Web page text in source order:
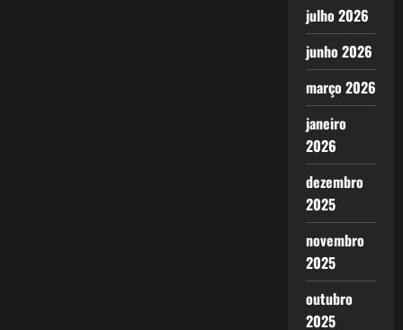
julho 2026
junho 2026
março 2026
janeiro
2026
dezembro
2025
novembro
2025
outubro
2025